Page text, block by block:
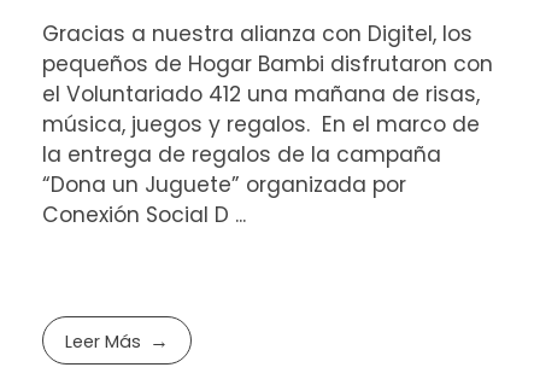
Gracias a nuestra alianza con Digitel, los
pequeños de Hogar Bambi disfrutaron con
el Voluntariado 412 una mañana de risas,
música, juegos y regalos. En el marco de
la entrega de regalos de la campaña
“Dona un Juguete” organizada por
Conexión Social D ...
Leer Más